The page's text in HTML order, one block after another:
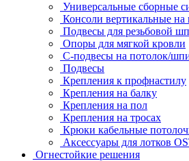
Универсальные сборные
Консоли вертикальные на
Подвесы для резьбовой
Опоры для мягкой кровли
С-подвесы на потолок/
Подвесы
Крепления к профнастилу
Крепления на балку
Крепления на пол
Крепления на тросах
Крюки кабельные
Аксессуары для лотков
Огнестойкие решения